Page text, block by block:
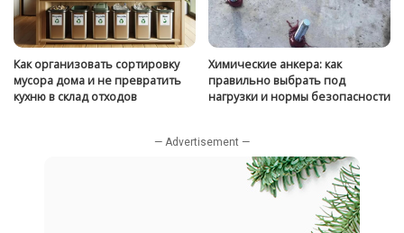
Как организовать сортировку
мусора дома и не превратить
кухню в склад отходов
Химические анкера: как
правильно выбрать под
нагрузки и нормы безопасности
— Advertisement —